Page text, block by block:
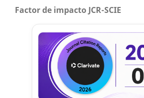
Factor de impacto JCR-SCIE